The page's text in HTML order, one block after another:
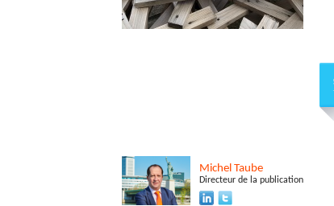
Michel Taube
Directeur de la publication